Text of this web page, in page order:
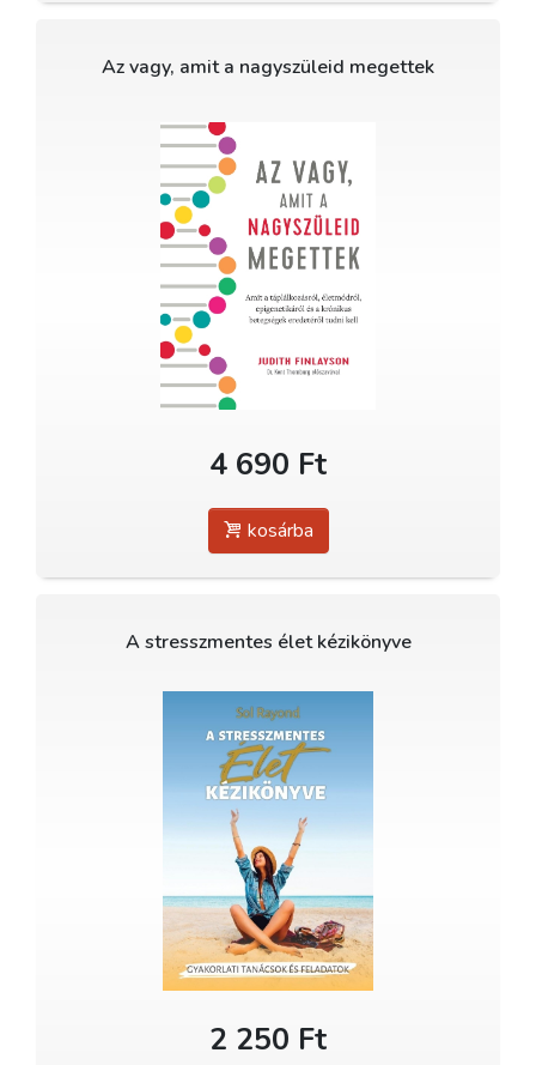
Az vagy, amit a nagyszüleid megettek
4 690 Ft
kosárba
A stresszmentes élet kézikönyve
2 250 Ft